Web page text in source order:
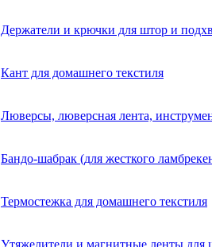
Держатели и крючки для штор и
Кант для домашнего текстиля
Люверсы, люверсная лента,
Бандо-шабрак (для жесткого
Термостежка для домашнего текстиля
Утяжелители и магнитные ленты для